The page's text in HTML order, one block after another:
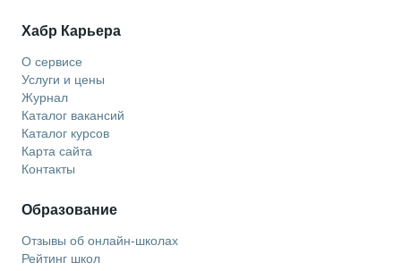
Хабр Карьера
О сервисе
Услуги и цены
Журнал
Каталог вакансий
Каталог курсов
Карта сайта
Контакты
Образование
Отзывы об онлайн-школах
Рейтинг школ